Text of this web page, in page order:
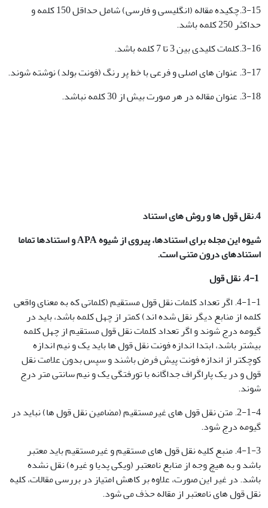
3-15.چکیده مقاله (انگلیسی و فارسی) شامل حداقل 150 کلمه و
حداکثر 250 کلمه باشد.
3-16.کلمات کلیدی بین 3 تا 7 کلمه باشد.
3-17. عنوان های اصلی و فرعی با خط پر رنگ (فونت بولد) نوشته شوند.
3-18. عنوان مقاله در هر صورت بیش از 30 کلمه نباشد.
4.نقل قول ها و روش های استناد
شیوه این مجله برای استنادها، پیروی از شیوه
APA و استنادها تماما
استنادهای درون متنی است.
نقل قول
4-1-1. اگر تعداد کلمات نقل قول مستقیم (کلماتی که به معنای واقعی
کلمه از منابع دیگر نقل شده اند) کمتر از چهل کلمه باشد، باید در
گیومه درج شوند و اگر تعداد کلمات نقل قول مستقیم از چهل کلمه
بیشتر باشد، ابتدا اندازه فونت نقل قول ها باید یک و نیم اندازه
کوچکتر از اندازه فونت پیش فرض باشند و سپس بدون علامت نقل
قول و در یک پاراگراف جداگانه با تورفتگی یک و نیم سانتی متر درج
شوند.
2-1-4. متن نقل قول های غیرمستقیم (مضامین نقل قول ها) نباید در
گیومه درج شود.
4-1-3. منبع کلیه نقل قول های مستقیم و غیرمستقیم باید معتبر
باشد و به هیچ وجه از منابع نامعتبر (ویکی پدیا و غیره) نقل نشده
باشد. در غیر این صورت، علاوه بر کاهش امتیاز در بررسی مقالات، کلیه
نقل قول های نامعتبر از مقاله حذف می شود.